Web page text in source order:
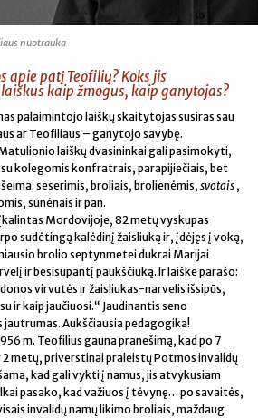
nuotrauka
apie patį Teofilių? Koks jis
kaip žmogus, kaip ganytojas?
palaimintojo laiškų skaitytojas susiras sau
ar Teofiliaus – ganytojo savybę.
laiškų dvasininkai gali pasimokyti,
kolegomis konfratrais, parapijiečiais, bet
seserimis, broliais, brolienėmis, svotais ,
sūnėnais ir pan.
Mordovijoje, 82 metų vyskupas
sudėtingą kalėdinį žaisliuką ir, įdėjęs į voką,
brolio septynmetei dukrai Marijai
ir besisupantį paukščiuką. Ir laiške parašo:
virvutės ir žaisliukas-narvelis išsipūs,
ir kaip jaučiuosi.“ Jaudinantis seno
jautrumas. Aukščiausia pedagogika!
m. Teofilius gauna pranešimą, kad po 7
metų, priverstinai praleistų Potmos invalidų
kad gali vykti į namus, jis atvykusiam
pasako, kad važiuos į tėvynę… po savaitės,
invalidų namų likimo broliais, maždaug